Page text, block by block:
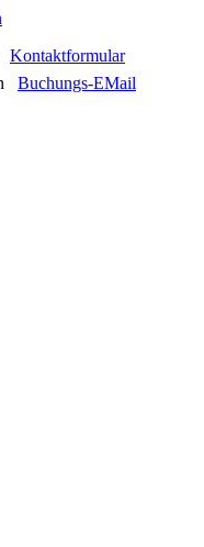
Kontaktformular
Buchungs-EMail